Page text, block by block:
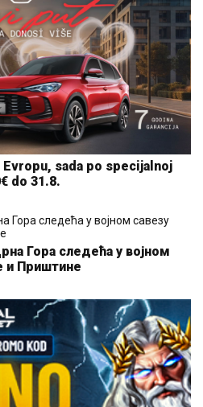
sada po specijalnoj
do 31.8.
Гора следећа у војном
и Приштине